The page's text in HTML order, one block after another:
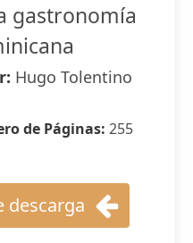
gastronomía
Hugo Tolentino
de Páginas: 255
descarga